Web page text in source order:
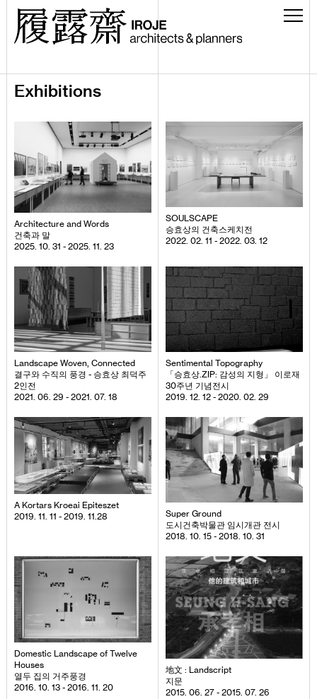
Exhibitions
Architecture and Words
건축과 말
2025. 10. 31 - 2025. 11. 23
SOULSCAPE
승효상의 건축스케치전
2022. 02. 11 - 2022. 03. 12
Landscape Woven, Connected
결구와 수직의 풍경 - 승효상 최덕주
2인전
2021. 06. 29 - 2021. 07. 18
Sentimental Topography
「승효상.ZIP: 감성의 지형」 이로재
30주년 기념전시
2019. 12. 12 - 2020. 02. 29
A Kortars Kroeai Epiteszet
2019. 11. 11 - 2019. 11.28
Super Ground
도시건축박물관 임시개관 전시
2018. 10. 15 - 2018. 10. 31
Domestic Landscape of Twelve
Houses
열두 집의 거주풍경
2016. 10. 13 - 2016. 11. 20
地文 : Landscript
지문
2015. 06. 27 - 2015. 07. 26